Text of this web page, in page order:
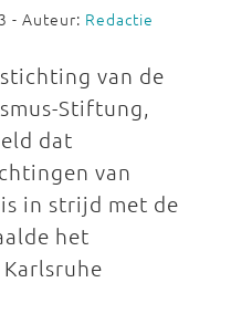
- Auteur: Redactie
van de
Stiftung,
dat
van
in strijd met de
het